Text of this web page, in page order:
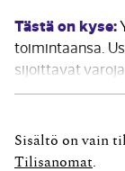
Tästä on kyse:
toimintaansa.
sijoittavat
Toki varoja
Osakeyhtiö on
toimija.
päätöksiä ja
Sisältö on vain
Tilisanomat